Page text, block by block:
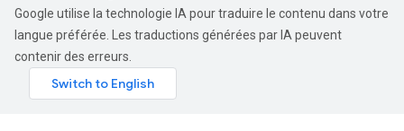
Google utilise la technologie IA pour traduire le contenu dans votre
langue préférée. Les traductions générées par IA peuvent
contenir des erreurs.